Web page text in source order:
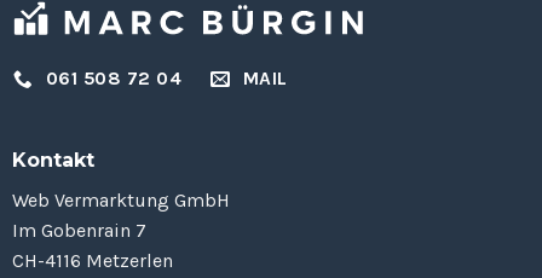
061 508 72 04 MAIL
Kontakt
Web Vermarktung GmbH
Im Gobenrain 7
CH-4116 Metzerlen